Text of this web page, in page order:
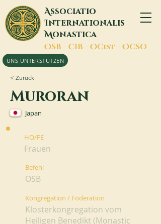
Associatio
Internationalis
Monastica
OSB - CIB - OCist - OCSO
UNS UNTERSTÜTZEN
< Zurück
Muroran
Japan
HO/FE
Frauen
Befehl
OSB
Kongregation / Föderation
Klosterkongregation vom
Heiligen Benedikt (Monastic